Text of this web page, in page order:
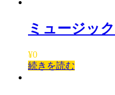
ミュージッ
¥0
続きを読む